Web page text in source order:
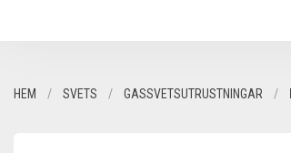
HEM SVETS GASSVETSUTRUSTNINGAR